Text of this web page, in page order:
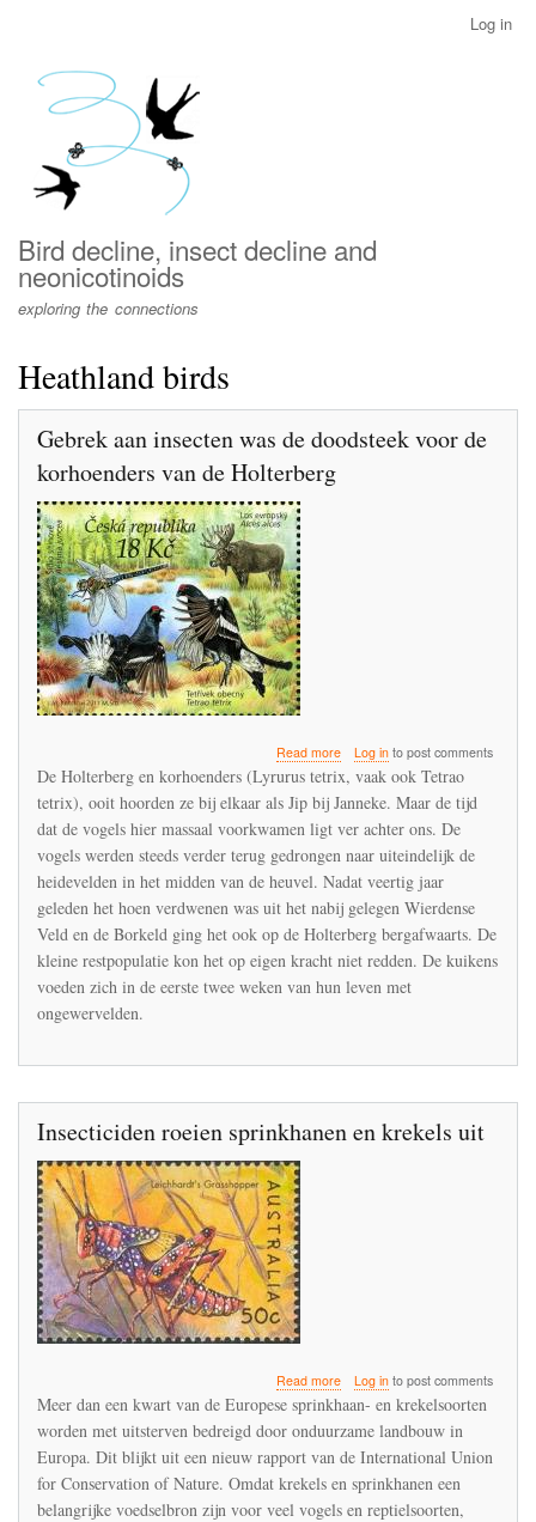
menu
Log in
Bird decline, insect decline and
neonicotinoids
exploring the connections
Heathland birds
Gebrek aan insecten was de doodsteek voor de
korhoenders van de Holterberg
Read moreabout
Gebrek
aan
insecten
was
de
voor
de
korhoenders
van
Holterberg
Log into post comments
De Holterberg en korhoenders (Lyrurus tetrix, vaak ook Tetrao
tetrix), ooit hoorden ze bij elkaar als Jip bij Janneke. Maar de tijd
dat de vogels hier massaal voorkwamen ligt ver achter ons. De
vogels werden steeds verder terug gedrongen naar uiteindelijk de
heidevelden in het midden van de heuvel. Nadat veertig jaar
geleden het hoen verdwenen was uit het nabij gelegen Wierdense
Veld en de Borkeld ging het ook op de Holterberg bergafwaarts. De
kleine restpopulatie kon het op eigen kracht niet redden. De kuikens
voeden zich in de eerste twee weken van hun leven met
ongewervelden.
Insecticiden roeien sprinkhanen en krekels uit
Read moreabout
Insecticiden
sprinkhanen
en
krekels
Log into post comments
Meer dan een kwart van de Europese sprinkhaan- en krekelsoorten
worden met uitsterven bedreigd door onduurzame landbouw in
Europa. Dit blijkt uit een nieuw rapport van de International Union
for Conservation of Nature. Omdat krekels en sprinkhanen een
belangrijke voedselbron zijn voor veel vogels en reptielsoorten,